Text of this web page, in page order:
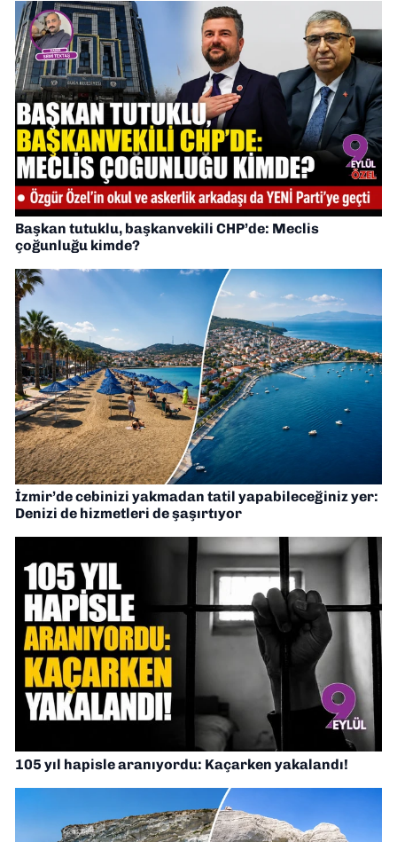
Başkan tutuklu, başkanvekili CHP’de: Meclis
çoğunluğu kimde?
İzmir’de cebinizi yakmadan tatil yapabileceğiniz yer:
Denizi de hizmetleri de şaşırtıyor
105 yıl hapisle aranıyordu: Kaçarken yakalandı!